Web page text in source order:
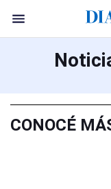
CONOCÉ